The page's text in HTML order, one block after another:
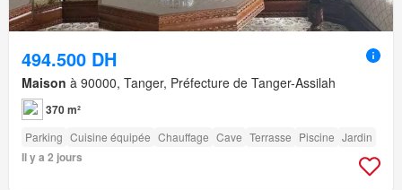
494.500 DH
Maison à 90000, Tanger, Préfecture de Tanger-Assilah
370 m²
Parking Cuisine équipée Chauffage Cave Terrasse Piscine Jardin
Il y a 2 jours